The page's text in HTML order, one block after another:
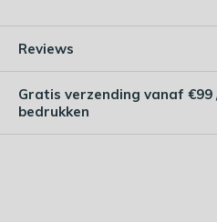
Reviews
Gratis verzending vanaf €99
bedrukken